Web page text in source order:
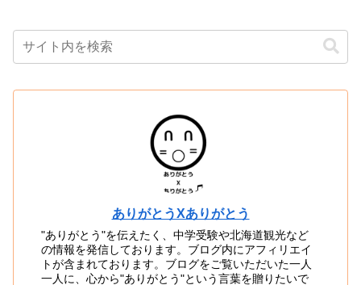
ありがとうXありがとう
"ありがとう"を伝えたく、中学受験や北海道観光など
の情報を発信しております。ブログ内にアフィリエイ
トが含まれております。ブログをご覧いただいた一人
一人に、心から"ありがとう"という言葉を贈りたいで